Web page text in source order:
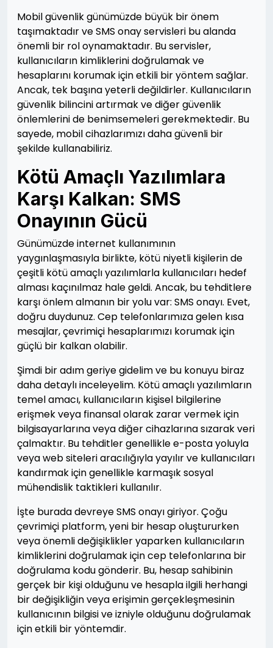
Mobil güvenlik günümüzde büyük bir önem
taşımaktadır ve SMS onay servisleri bu alanda
önemli bir rol oynamaktadır. Bu servisler,
kullanıcıların kimliklerini doğrulamak ve
hesaplarını korumak için etkili bir yöntem sağlar.
Ancak, tek başına yeterli değildirler. Kullanıcıların
güvenlik bilincini artırmak ve diğer güvenlik
önlemlerini de benimsemeleri gerekmektedir. Bu
sayede, mobil cihazlarımızı daha güvenli bir
şekilde kullanabiliriz.
Kötü Amaçlı Yazılımlara
Karşı Kalkan: SMS
Onayının Gücü
Günümüzde internet kullanımının
yaygınlaşmasıyla birlikte, kötü niyetli kişilerin de
çeşitli kötü amaçlı yazılımlarla kullanıcıları hedef
alması kaçınılmaz hale geldi. Ancak, bu tehditlere
karşı önlem almanın bir yolu var: SMS onayı. Evet,
doğru duydunuz. Cep telefonlarımıza gelen kısa
mesajlar, çevrimiçi hesaplarımızı korumak için
güçlü bir kalkan olabilir.
Şimdi bir adım geriye gidelim ve bu konuyu biraz
daha detaylı inceleyelim. Kötü amaçlı yazılımların
temel amacı, kullanıcıların kişisel bilgilerine
erişmek veya finansal olarak zarar vermek için
bilgisayarlarına veya diğer cihazlarına sızarak veri
çalmaktır. Bu tehditler genellikle e-posta yoluyla
veya web siteleri aracılığıyla yayılır ve kullanıcıları
kandırmak için genellikle karmaşık sosyal
mühendislik taktikleri kullanılır.
İşte burada devreye SMS onayı giriyor. Çoğu
çevrimiçi platform, yeni bir hesap oluştururken
veya önemli değişiklikler yaparken kullanıcıların
kimliklerini doğrulamak için cep telefonlarına bir
doğrulama kodu gönderir. Bu, hesap sahibinin
gerçek bir kişi olduğunu ve hesapla ilgili herhangi
bir değişikliğin veya erişimin gerçekleşmesinin
kullanıcının bilgisi ve izniyle olduğunu doğrulamak
için etkili bir yöntemdir.